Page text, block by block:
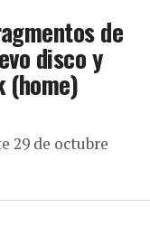
de
disco y
(home)
29 de octubre